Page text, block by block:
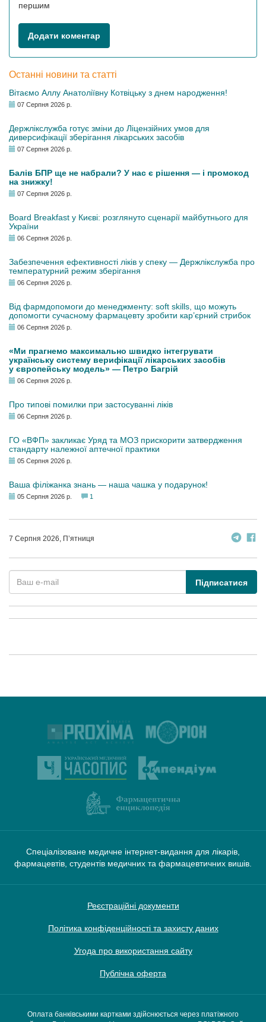
першим
Додати коментар
Останні новини та статті
Вітаємо Аллу Анатоліївну Котвіцьку з днем народження!
07 Серпня 2026 р.
Держлікслужба готує зміни до Ліцензійних умов для
диверсифікації зберігання лікарських засобів
07 Серпня 2026 р.
Балів БПР ще не набрали? У нас є рішення — і промокод
на знижку!
07 Серпня 2026 р.
Board Breakfast у Києві: розглянуто сценарії майбутнього для
України
06 Серпня 2026 р.
Забезпечення ефективності ліків у спеку — Держлікслужба про
температурний режим зберігання
06 Серпня 2026 р.
Від фармдопомоги до менеджменту: soft skills, що можуть
допомогти сучасному фармацевту зробити кар’єрний стрибок
06 Серпня 2026 р.
«Ми прагнемо максимально швидко інтегрувати
українську систему верифікації лікарських засобів
у європейську модель» — Петро Багрій
06 Серпня 2026 р.
Про типові помилки при застосуванні ліків
06 Серпня 2026 р.
ГО «ВФП» закликає Уряд та МОЗ прискорити затвердження
стандарту належної аптечної практики
05 Серпня 2026 р.
Ваша філіжанка знань — наша чашка у подарунок!
05 Серпня 2026 р. 1
7 Серпня 2026, П’ятниця
Підписатися
Спеціалізоване медичне інтернет-видання для лікарів,
фармацевтів, студентів медичних та фармацевтичних вишів.
Реєстраційні документи
Політика конфіденційності та захисту даних
Угода про використання сайту
Публічна оферта
Оплата банківськими картками здійснюється через платіжного